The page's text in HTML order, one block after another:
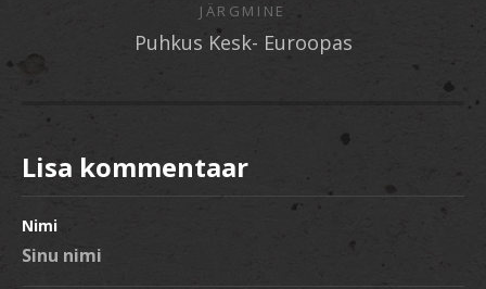
JÄRGMINE
Puhkus Kesk- Euroopas
Lisa kommentaar
Nimi